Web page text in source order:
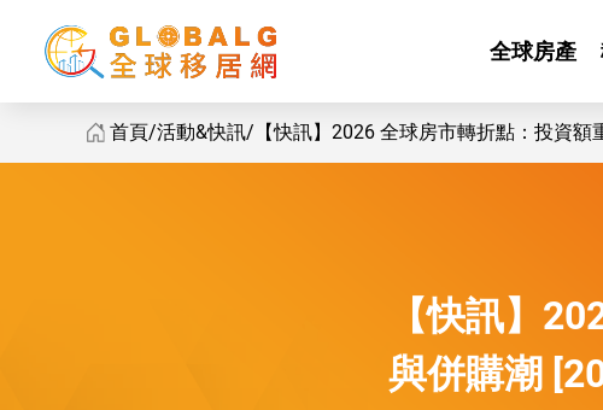
全球房產
首頁 活動&快訊
【快訊】2026 全球房市轉折點：投資
【快訊】
與併購潮